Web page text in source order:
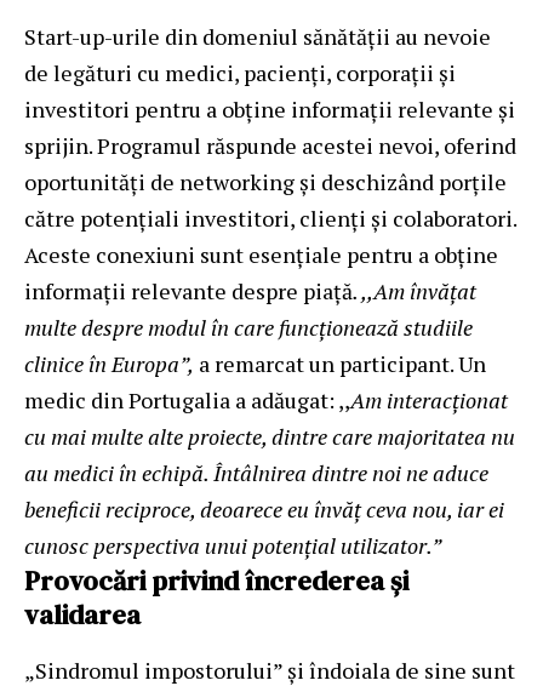
Start-up-urile din domeniul sănătății au nevoie
de legături cu medici, pacienți, corporații și
investitori pentru a obține informații relevante și
sprijin. Programul răspunde acestei nevoi, oferind
oportunități de networking și deschizând porțile
către potențiali investitori, clienți și colaboratori.
Aceste conexiuni sunt esențiale pentru a obține
informații relevante despre piață. ,,Am învățat
multe despre modul în care funcționează studiile
clinice în Europa”, a remarcat un participant. Un
medic din Portugalia a adăugat: ,,Am interacționat
cu mai multe alte proiecte, dintre care majoritatea nu
au medici în echipă. Întâlnirea dintre noi ne aduce
beneficii reciproce, deoarece eu învăț ceva nou, iar ei
cunosc perspectiva unui potențial utilizator.”
Provocări privind încrederea și
validarea
„Sindromul impostorului” și îndoiala de sine sunt